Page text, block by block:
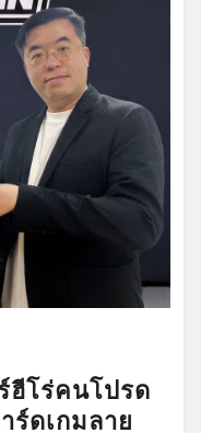
ฮีโร่คนโปรด
ร์ดเกมลาย